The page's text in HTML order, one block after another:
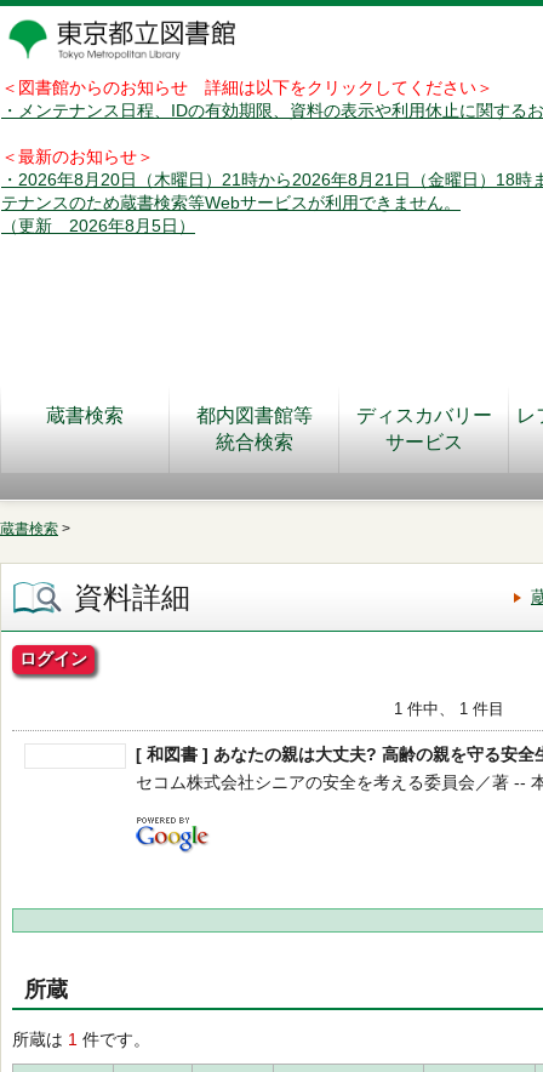
＜図書館からのお知らせ 詳細は以下をクリックしてください＞
・メンテナンス日程、IDの有効期限、資料の表示や利用休止に関する
＜最新のお知らせ＞
・2026年8月20日（木曜日）21時から2026年8月21日（金曜日）18時
テナンスのため蔵書検索等Webサービスが利用できません。
（更新 2026年8月5日）
蔵書検索
都内図書館等
統合検索
ディスカバリー
サービス
レ
蔵書検索 >
資料詳細
ログイン
1 件中、 1 件目
[ 和図書 ] あなたの親は大丈夫? 高齢の親を守る安全
セコム株式会社シニアの安全を考える委員会／著 --
所蔵
所蔵は 1 件です。